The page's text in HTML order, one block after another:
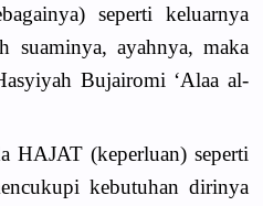
seperti keluarnya
suaminya, ayahnya, maka
Bujairomi ‘Alaa al-
HAJAT (keperluan) seperti
kebutuhan dirinya